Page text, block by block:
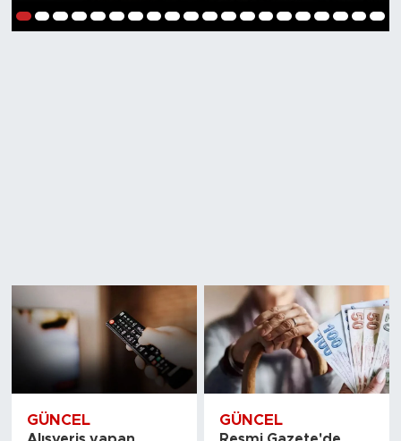
1 2 3 4 5 6 7 8 9 1011 121314151617181920
GÜNCEL GÜNCEL